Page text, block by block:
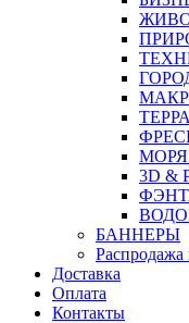
3D
БАННЕРЫ
Распродажа
Доставка
Оплата
Контакты